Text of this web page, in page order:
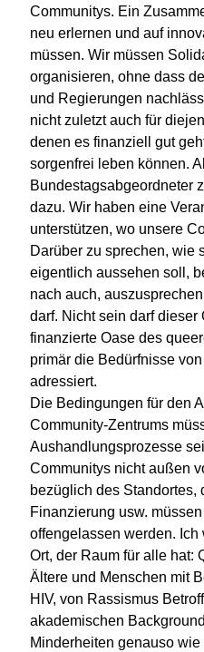
Communitys. Ein
neu erlernen und auf
müssen. Wir müssen
organisieren, ohne dass
und Regierungen
nicht zuletzt auch für
denen es finanziell gut
sorgenfrei leben können.
Bundestagsabgeordneter
dazu. Wir haben eine
unterstützen, wo unsere
Darüber zu sprechen, wie
eigentlich aussehen soll,
nach auch,
darf. Nicht sein darf dieser
finanzierte Oase des
primär die Bedürfnisse
adressiert.
Die Bedingungen für den
Community-Zentrums
Aushandlungsprozesse
Communitys nicht außen
bezüglich des Standortes,
Finanzierung usw.
offengelassen werden.
Ort, der Raum für alle hat:
Ältere und Menschen mit
HIV, von Rassismus
akademischen
Minderheiten genauso